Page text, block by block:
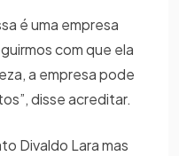
é uma empresa
com que ela
a empresa pode
disse acreditar.
Divaldo Lara mas